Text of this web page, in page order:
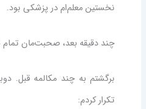
نخستین معلم‌ام در پزشکی بود.
چند دقیقه بعد، صحبت‌مان
برگشتم به چند مکالمه‌ قبل.
تکرار کردم: